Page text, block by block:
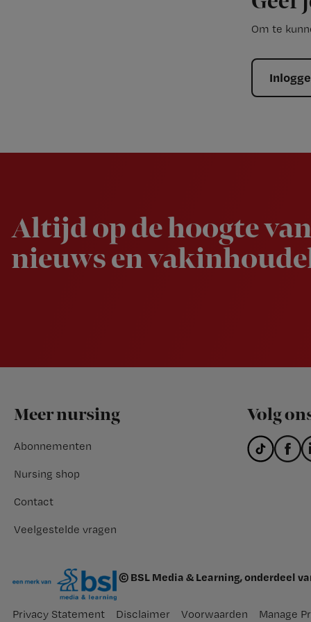
Om te
Altijd op de hoogte
nieuws en
Footer
Meer nursing
Abonnementen
Nursing shop
Contact
Veelgestelde vragen
Volg
© BSL Media & Learning, onderdeel
Privacy Statement Disclaimer Voorwaarden Manage